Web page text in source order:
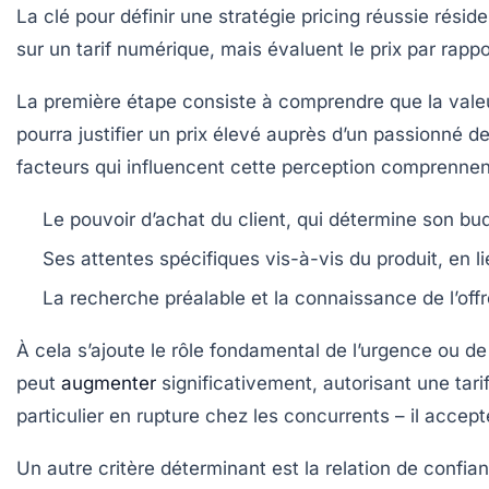
La clé pour définir une stratégie pricing réussie
sur un tarif numérique, mais évaluent le prix par
La première étape consiste à comprendre que la
pourra justifier un prix élevé auprès d’un passionné
facteurs qui influencent cette perception
Le pouvoir d’achat du client, qui détermine son
Ses attentes spécifiques vis-à-vis du produit, en
La recherche préalable et la connaissance de
À cela s’ajoute le rôle fondamental de l’urgence ou
peut augmenter significativement, autorisant une
particulier en rupture chez les concurrents – il
Un autre critère déterminant est la relation de